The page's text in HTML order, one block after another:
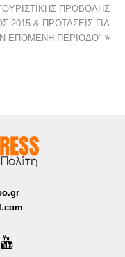
ΠΡΟΒΟΛΗΣ
2015 & ΠΡΟΤΑΣΕΙΣ ΓΙΑ
ΕΠΟΜΕΝΗ ΠΕΡΙΟΔΟ”